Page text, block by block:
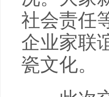
社会责任
企业家联
瓷文化。